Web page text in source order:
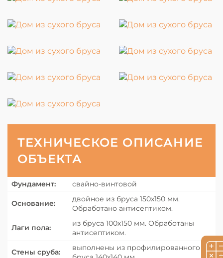
ТЕХНИЧЕСКОЕ ОПИСАНИЕ
ОБЪЕКТА
Фундамент: свайно-винтовой
Основание:
двойное из бруса 150х150 мм.
Обработано антисептиком.
Лаги пола:
из бруса 100х150 мм. Обработаны
антисептиком.
Стены сруба:
выполнены из профилированного